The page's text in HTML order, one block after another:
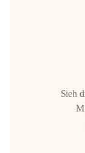
Sieh